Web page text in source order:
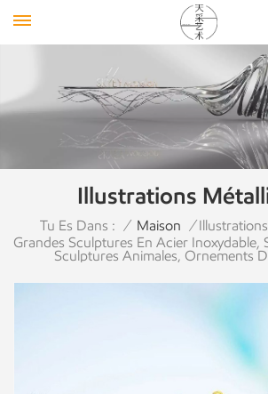
Illustrations
Tu Es Dans : / Maison /
Grandes Sculptures En Acier Inoxydable,
Sculptures Animales, Ornements